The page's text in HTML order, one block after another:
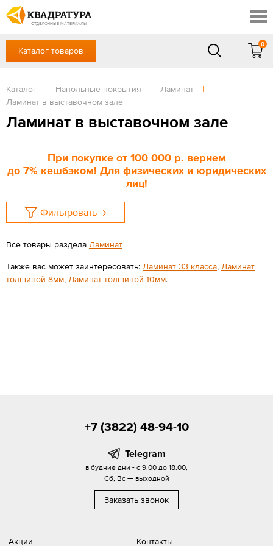
ОТДЕЛОЧНЫЕ МАТЕРИАЛЫ
Профи
Доставка и оплата
Готовые решения
Акции
Отзывы
+7 (3822) 48-94-10
Сб, Вс — выходной
ЗАКАЗАТЬ ЗВОНОК
Вход / Регистрация
Каталог товаров
0
Каталог | Напольные покрытия | Ламинат
|
Ламинат в выставочном зале
Ламинат в выставочном зале
При покупке от 100 000 р. вернем
до 7% кешбэком! Для физических и юридических
лиц!
Фильтровать
Все товары раздела Ламинат
Также вас может заинтересовать: Ламинат 33 класса, Ламинат
толщиной 8мм, Ламинат толщиной 10мм.
Акции Контакты
+7 (3822) 48-94-10
Telegram
в будние дни - с 9.00 до 18.00,
Сб, Вс — выходной
Заказать звонок